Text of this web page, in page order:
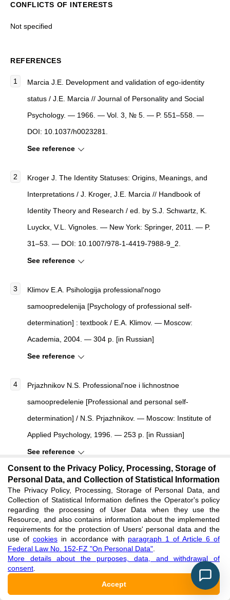
CONFLICTS OF INTERESTS
Not specified
REFERENCES
Marcia J.E. Development and validation of ego-identity
status / J.E. Marcia // Journal of Personality and Social
Psychology. — 1966. — Vol. 3, № 5. — P. 551–558. —
DOI: 10.1037/h0023281.
See reference
Kroger J. The Identity Statuses: Origins, Meanings, and
Interpretations / J. Kroger, J.E. Marcia // Handbook of
Identity Theory and Research / ed. by S.J. Schwartz, K.
Luyckx, V.L. Vignoles. — New York: Springer, 2011. — P.
31–53. — DOI: 10.1007/978-1-4419-7988-9_2.
See reference
Klimov E.A. Psihologija professional'nogo
samoopredelenija [Psychology of professional self-
determination] : textbook / E.A. Klimov. — Moscow:
Academia, 2004. — 304 p. [in Russian]
See reference
Prjazhnikov N.S. Professional'noe i lichnostnoe
samoopredelenie [Professional and personal self-
determination] / N.S. Prjazhnikov. — Moscow: Institute of
Applied Psychology, 1996. — 253 p. [in Russian]
See reference
Zeer Je.F. Psihologija professij [Psychology of professions]
: textbook for universities / Je.F. Zeer. — 2nd ed., rev. and
suppl. — Moscow: Academic Project ; Yekaterinburg:
Bussiness Book, 2003. — 336 p. [in Russian]
See reference
Leont'ev D.A. Test smyslozhiznennyh orientacij (SZhO)
Consent to the Privacy Policy, Processing, Storage of
Personal Data, and Collection of Statistical Information
The Privacy Policy, Processing, Storage of Personal Data, and
Collection of Statistical Information defines the Operator's policy
regarding the processing of User Data when they use the
Resource, and also contains information about the implemented
requirements for the protection of Users' personal data and the
use of cookiesin accordance with paragraph 1 of Article 6 of
Federal Law No. 152-FZ "On Personal Data"
More details about the purposes, data, and withdrawal of
consent
Accept